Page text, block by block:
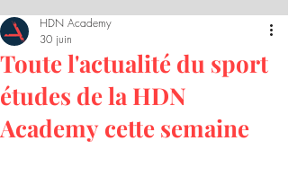
Toute l'actualité du sport
études de la HDN
Academy cette semaine
HDN Academy
30 juin